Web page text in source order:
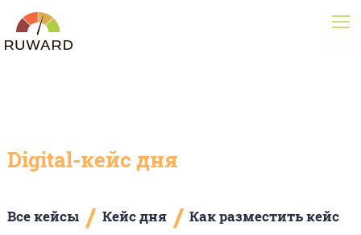
Digital-кейс дня
Все кейсы / Кейс дня / Как разместить кейс